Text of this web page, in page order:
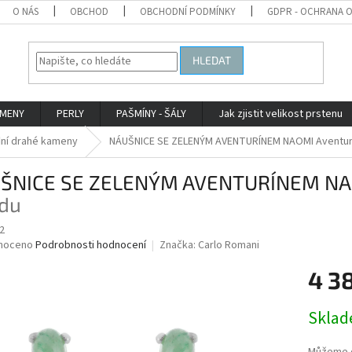
O NÁS OBCHOD OBCHODNÍ PODMÍNKY GDPR - OCHRANA
HLEDAT
PERLY PAŠMÍNY - ŠÁLY Jak zjistit velikost prstenu
drahé kameny NÁUŠNICE SE ZELENÝM AVENTURÍNEM NAOMI
SE ZELENÝM AVENTURÍNEM
Podrobnosti hodnocení Značka: Carlo Romani
4
cena: